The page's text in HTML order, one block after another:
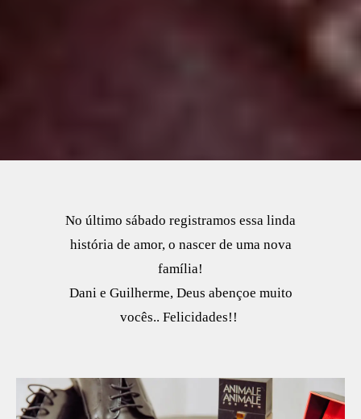
No último sábado registramos essa linda
história de amor, o nascer de uma nova
família!
Dani e Guilherme, Deus abençoe muito
vocês.. Felicidades!!